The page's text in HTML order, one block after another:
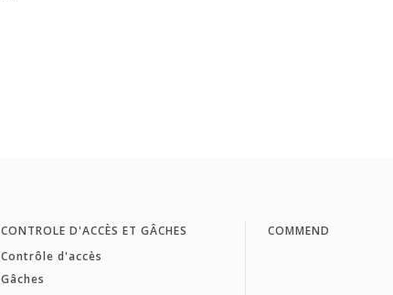
CONTROLE D'ACCÈS ET GÂCHES
Contrôle d'accès
Gâches
COMMEND